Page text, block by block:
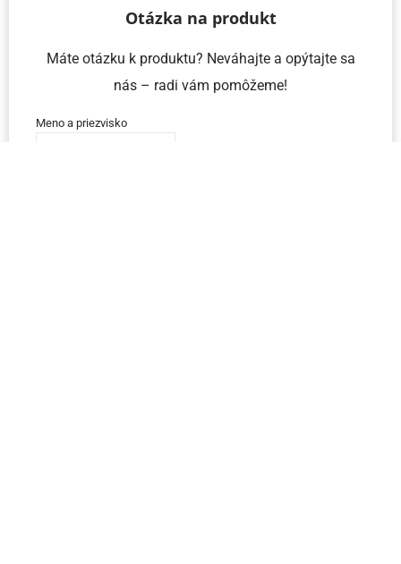
Otázka na produkt
Máte otázku k produktu? Neváhajte a opýtajte sa
nás – radi vám pomôžeme!
Meno a priezvisko